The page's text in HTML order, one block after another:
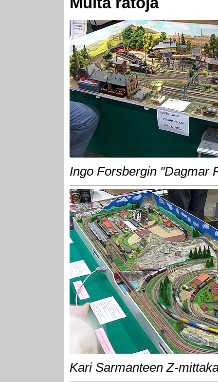
Ingo Forsbergin "Dagmar
Kari Sarmanteen Z-